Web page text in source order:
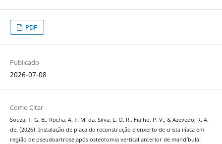
PDF
Publicado
2026-07-08
Como Citar
Souza, T. G. B., Rocha, A. T. M. da, Silva, L. O. R., Fialho, P. V., & Azevedo, R. A.
de. (2026). Instalação de placa de reconstrução e enxerto de crista ilíaca em
região de pseudoartrose após osteotomia vertical anterior de mandíbula: